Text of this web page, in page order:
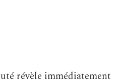
révèle immédiatement